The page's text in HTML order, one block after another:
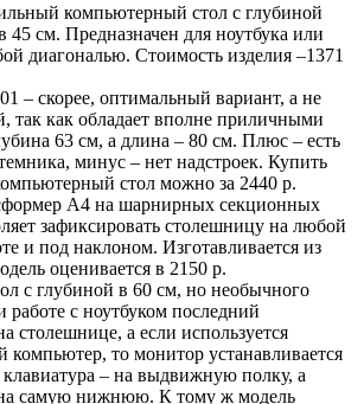
компьютерный стол с глубиной
см. Предназначен для ноутбука или
диагональю. Стоимость изделия –1371
– скорее, оптимальный вариант, а не
так как обладает вполне приличными
63 см, а длина – 80 см. Плюс – есть
минус – нет надстроек. Купить
стол можно за 2440 р.
А4 на шарнирных секционных
зафиксировать столешницу на любой
и под наклоном. Изготавливается из
оценивается в 2150 р.
с глубиной в 60 см, но необычного
работе с ноутбуком последний
столешнице, а если используется
компьютер, то монитор устанавливается
клавиатура – на выдвижную полку, а
самую нижнюю. К тому ж модель